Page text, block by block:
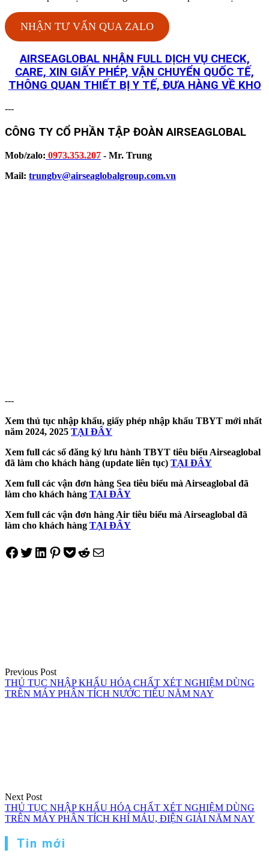
NHẬN TƯ VẤN QUA ZALO
AIRSEAGLOBAL NHẬN FULL DỊCH VỤ CHECK,
CARE, XIN GIẤY PHÉP, VẬN CHUYỂN QUỐC TẾ,
THÔNG QUAN THIẾT BỊ Y TẾ, ĐƯA HÀNG VỀ KHO
---
CÔNG TY CỔ PHẦN TẬP ĐOÀN AIRSEAGLOBAL
Mob/zalo: 0973.353.207 - Mr. Trung
Mail: trungbv@airseaglobalgroup.com.vn
---
Xem thủ tục nhập khẩu, giấy phép nhập khẩu TBYT mới nhất
năm 2024, 2025 TẠI ĐÂY
Xem full các số đăng ký lưu hành TBYT tiêu biểu Airseaglobal
đã làm cho khách hàng (update liên tục) TẠI ĐÂY
Xem full các vận đơn hàng Sea tiêu biểu mà Airseaglobal đã
làm cho khách hàng TẠI ĐÂY
Xem full các vận đơn hàng Air tiêu biểu mà Airseaglobal đã
làm cho khách hàng TẠI ĐÂY
Share on Facebook
Tweet on Twitter
Share on LinkedIn
Pin on Pinterest
Save to pocket
Share on Reddit
Share via Email
Previous Post
THỦ TỤC NHẬP KHẨU HÓA CHẤT XÉT NGHIỆM DÙNG
TRÊN MÁY PHÂN TÍCH NƯỚC TIỂU NĂM NAY
Next Post
THỦ TỤC NHẬP KHẨU HÓA CHẤT XÉT NGHIỆM DÙNG
TRÊN MÁY PHÂN TÍCH KHÍ MÁU, ĐIỆN GIẢI NĂM NAY
Tin mới